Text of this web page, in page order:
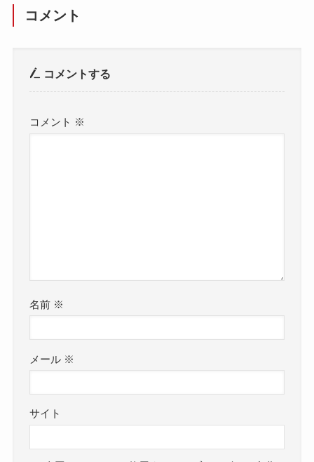
コメント
コメントする
コメント ※
名前 ※
メール ※
サイト